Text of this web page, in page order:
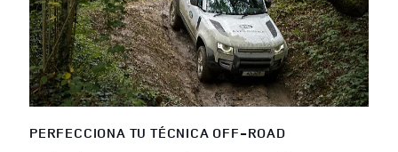
PERFECCIONA TU TÉCNICA OFF-ROAD